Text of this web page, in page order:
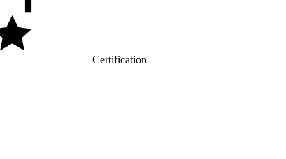
Certification